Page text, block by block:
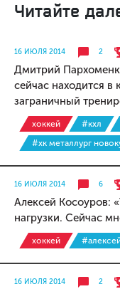
Читайте
16 ИЮЛЯ 2014 2
Дмитрий
сейчас находится в
заграничный
хоккей #кхл
#хк металлург
16 ИЮЛЯ 2014 6
Алексей Косоуров:
нагрузки. Сейчас
хоккей
16 ИЮЛЯ 2014 2